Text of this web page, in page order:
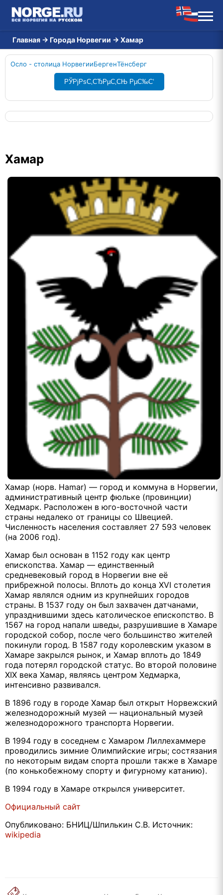
Главная → Города Норвегии → Хамар
Осло - столица НорвегииБергенТёнсберг
РЎРјРѕС‚СЂРµС‚СЊ РµС‰С‘
Хамар
Хамар (норв. Hamar) — город и коммуна в Норвегии,
административный центр фюльке (провинции)
Хедмарк. Расположен в юго-восточной части
страны недалеко от границы со Швецией.
Численность населения составляет 27 593 человек
(на 2006 год).
Хамар был основан в 1152 году как центр
епископства. Хамар — единственный
средневековый город в Норвегии вне её
прибрежной полосы. Вплоть до конца XVI столетия
Хамар являлся одним из крупнейших городов
страны. В 1537 году он был захвачен датчанами,
упразднившими здесь католическое епископство. В
1567 на город напали шведы, разрушившие в Хамаре
городской собор, после чего большинство жителей
покинули город. В 1587 году королевским указом в
Хамаре закрылся рынок, и Хамар вплоть до 1849
года потерял городской статус. Во второй половине
XIX века Хамар, являясь центром Хедмарка,
интенсивно развивался.
В 1896 году в городе Хамар был открыт Норвежский
железнодорожный музей — национальный музей
железнодорожного транспорта Норвегии.
В 1994 году в соседнем с Хамаром Лиллехаммере
проводились зимние Олимпийские игры; состязания
по некоторым видам спорта прошли также в Хамаре
(по конькобежному спорту и фигурному катанию).
В 1994 году в Хамаре открылся университет.
Официальный сайт
Опубликовано: БНИЦ/Шпилькин С.В. Источник:
wikipedia